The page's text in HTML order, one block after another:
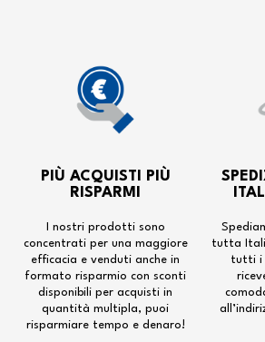
PIÙ ACQUISTI PIÙ
RISPARMI
I nostri prodotti sono
concentrati per una maggiore
efficacia e venduti anche in
formato risparmio con sconti
disponibili per acquisti in
quantità multipla, puoi
risparmiare tempo e denaro!
tutta
tutti i